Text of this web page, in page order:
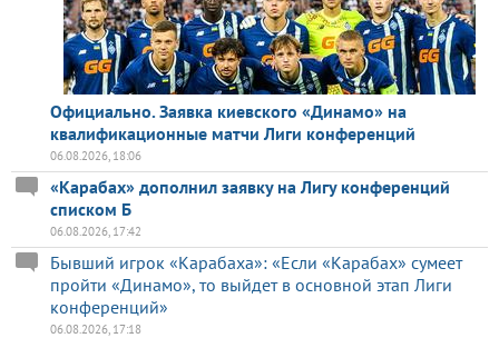
Официально. Заявка киевского «Динамо» на
квалификационные матчи Лиги конференций
06.08.2026, 18:06
«Карабах» дополнил заявку на Лигу конференций
списком Б
06.08.2026, 17:42
Бывший игрок «Карабаха»: «Если «Карабах» сумеет
пройти «Динамо», то выйдет в основной этап Лиги
конференций»
06.08.2026, 17:18